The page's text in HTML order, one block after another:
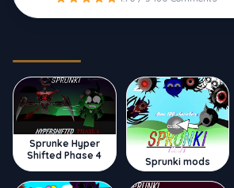
Sprunke Hyper
Shifted Phase 4
Sprunki mods